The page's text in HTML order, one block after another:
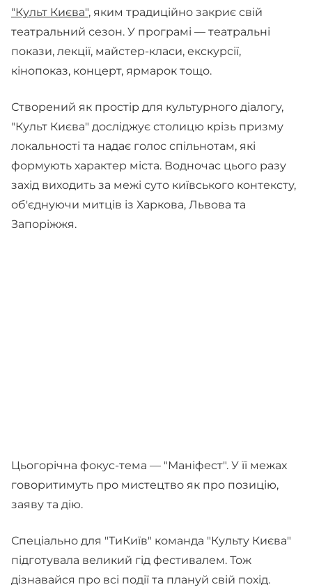
"Культ Києва", яким традиційно закриє свій
театральний сезон. У програмі — театральні
покази, лекції, майстер-класи, екскурсії,
кінопоказ, концерт, ярмарок тощо.
Створений як простір для культурного діалогу,
"Культ Києва" досліджує столицю крізь призму
локальності та надає голос спільнотам, які
формують характер міста. Водночас цього разу
захід виходить за межі суто київського контексту,
об'єднуючи митців із Харкова, Львова та
Запоріжжя.
Цьогорічна фокус-тема — "Маніфест". У її межах
говоритимуть про мистецтво як про позицію,
заяву та дію.
Спеціально для "ТиКиїв" команда "Культу Києва"
підготувала великий гід фестивалем. Тож
дізнавайся про всі події та плануй свій похід.